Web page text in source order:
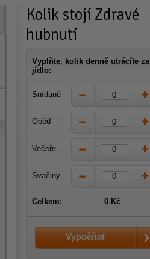
Kolik stojí Zdravé
hubnutí
Vyplňte, kolik denně utrácíte za
jídlo:
Snídaně
Oběd
Večeře
Svačiny
Celkem: 0 Kč
Vypočítat